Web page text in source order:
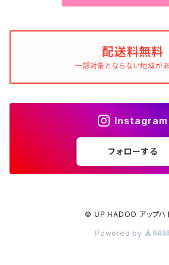
配送料無料
一部対象とならない地域が
Instagram
フォローする
© UP HADOO アップハ
Powered by